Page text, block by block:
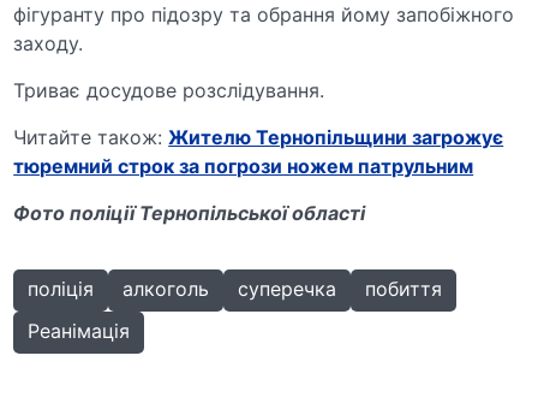
фігуранту про підозру та обрання йому запобіжного
заходу.
Триває досудове розслідування.
Читайте також:Жителю Тернопільщини загрожує
тюремний строк за погрози ножем патрульним
Фото поліції Тернопільської області
поліція алкоголь суперечка
побиття
Реанімація